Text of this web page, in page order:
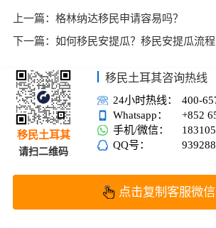
上一篇： 格林纳达移民申请容易吗？
下一篇： 如何移民安提瓜？移民安提瓜流程
移民土耳其
请扫二维码
移民土耳其咨询热线
24小时热线：
400-
Whatsapp：
+852
手机/微信：
QQ号：
点击复制客服微信